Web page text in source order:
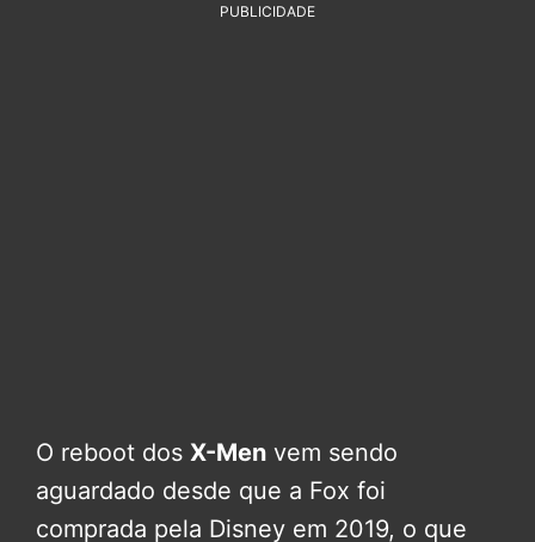
PUBLICIDADE
O reboot dos X-Men vem sendo
aguardado desde que a Fox foi
comprada pela Disney em 2019, o que